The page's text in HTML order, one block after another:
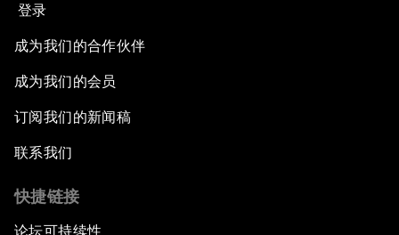
登录
成为我们的合作伙伴
成为我们的会员
订阅我们的新闻稿
联系我们
快捷链接
论坛可持续性